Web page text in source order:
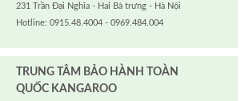
231 Trần Đại Nghĩa - Hai Bà trưng - Hà Nội
Hotline: 0915.48.4004 - 0969.484.004
TRUNG TÂM BẢO HÀNH TOÀN
QUỐC KANGAROO